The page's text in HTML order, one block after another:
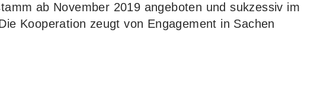
ab November 2019 angeboten und sukzessiv im
Kooperation zeugt von Engagement in Sachen